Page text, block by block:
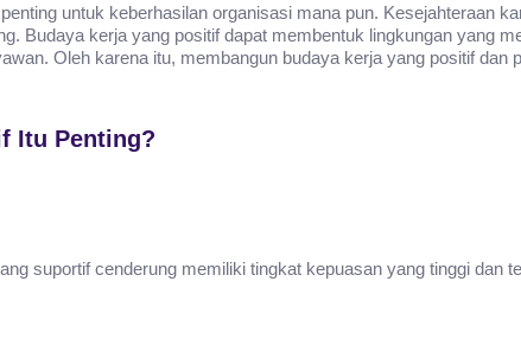
untuk keberhasilan organisasi mana pun. Kesejahteraan
Budaya kerja yang positif dapat membentuk lingkungan yang
Oleh karena itu, membangun budaya kerja yang positif dan
Itu Penting?
suportif cenderung memiliki tingkat kepuasan yang tinggi dan